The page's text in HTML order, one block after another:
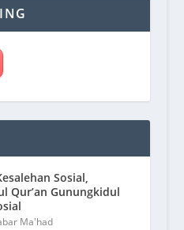
Sosial,
Qur’an Gunungkidul
Ma'had